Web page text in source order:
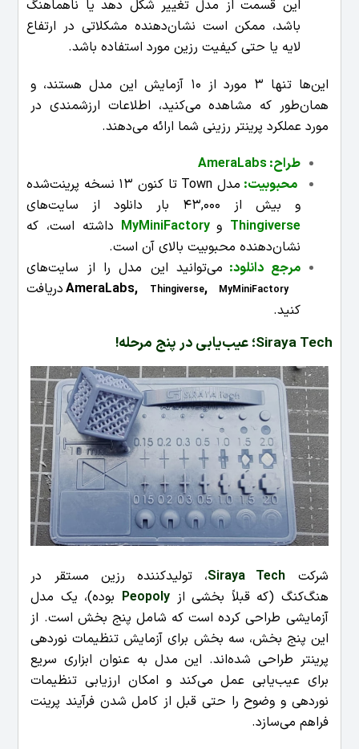
این قسمت از مدل تغییر شکل دهد یا ناهماهنگ
باشد، ممکن است نشان‌دهنده مشکلاتی در ارتفاع
لایه یا حتی کیفیت رزین مورد استفاده باشد.
این‌ها تنها 3 مورد از 10 آزمایش این مدل هستند، و
همان‌طور که مشاهده می‌کنید، اطلاعات ارزشمندی در
مورد عملکرد پرینتر رزینی شما ارائه می‌دهند.
طراح: AmeraLabs
محبوبیت:
مدل Town تا کنون 13 نسخه پرینت‌شده
و بیش از 43,000 بار دانلود از سایت‌های
Thingiverse و
داشته است، که
نشان‌دهنده محبوبیت بالای آن است.
مرجع دانلود: می‌توانید این مدل را از سایت‌های
AmeraLabs,
Thingiverse, MyMiniFactory
دریافت
کنید.
Siraya Tech؛ عیب‌یابی در پنج مرحله!
شرکت Siraya Tech، تولیدکننده رزین مستقر در
هنگ‌کنگ (که قبلاً بخشی ازPeopoly بوده)، یک مدل
آزمایشی طراحی کرده است که شامل پنج بخش است. از
این پنج بخش، سه بخش برای آزمایش تنظیمات نوردهی
پرینتر طراحی شده‌اند. این مدل به عنوان ابزاری سریع
برای عیب‌یابی عمل می‌کند و امکان ارزیابی تنظیمات
نوردهی و وضوح را حتی قبل از کامل شدن فرآیند پرینت
فراهم می‌سازد.